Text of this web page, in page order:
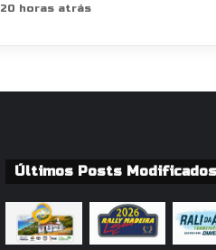
20 horas atrás
Últimos Posts Modificados